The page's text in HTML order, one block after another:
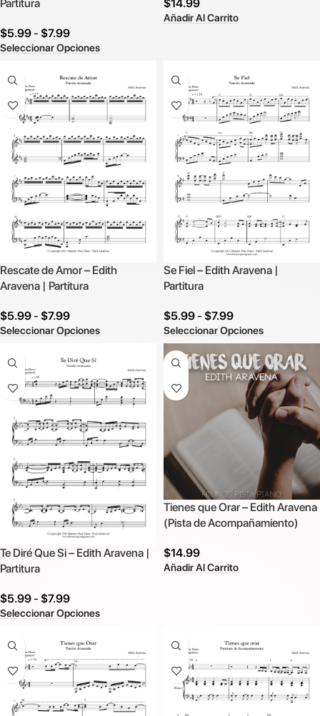
Partitura
$5.99- $7.99
Seleccionar Opciones
$14.99
Añadir Al Carrito
Rescate de Amor – Edith
Aravena | Partitura
$5.99- $7.99
Seleccionar Opciones
Se Fiel – Edith Aravena |
Partitura
$5.99- $7.99
Seleccionar Opciones
Te Diré Que Si – Edith Aravena |
Partitura
$5.99- $7.99
Seleccionar Opciones
Tienes que Orar – Edith Aravena
(Pista de Acompañamiento)
$14.99
Añadir Al Carrito